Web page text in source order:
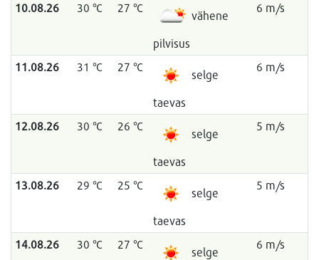
10.08.26 30 °C 27 °C
vähene
pilvisus
6 m/s
11.08.26 31 °C 27 °C
selge
taevas
6 m/s
12.08.26 30 °C 26 °C
selge
taevas
5 m/s
13.08.26 29 °C 25 °C
selge
taevas
5 m/s
14.08.26 30 °C 27 °C
selge
6 m/s